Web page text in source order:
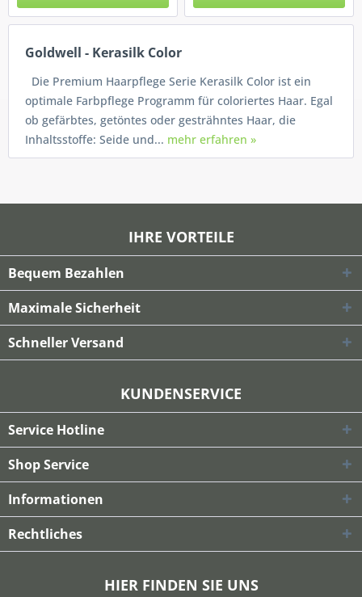
Goldwell - Kerasilk Color
Die Premium Haarpflege Serie Kerasilk Color ist ein
optimale Farbpflege Programm für coloriertes Haar. Egal
ob gefärbtes, getöntes oder gesträhntes Haar, die
Inhaltsstoffe: Seide und... mehr erfahren »
IHRE VORTEILE
Bequem Bezahlen
Maximale Sicherheit
Schneller Versand
KUNDENSERVICE
Service Hotline
Shop Service
Informationen
Rechtliches
HIER FINDEN SIE UNS